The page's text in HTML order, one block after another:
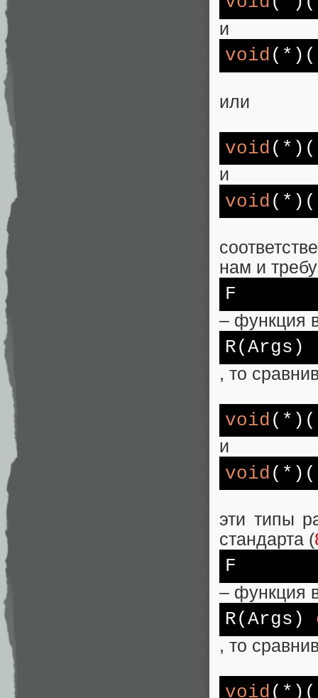
и
void (*)(
или
void
и
void
нам и
F
– функция
R(Args)
, то
void (*)(
и
void (*)(
эти типы
стандарта (
F
– функция
R(Args)
, то
void (*)(